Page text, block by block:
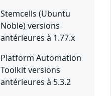
Stemcells (Ubuntu
Noble) versions
antérieures à 1.77.x
Platform Automation
Toolkit versions
antérieures à 5.3.2